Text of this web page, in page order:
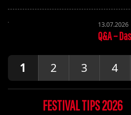
13.07.2026
Q&A –
1 2 3 4
FESTIVAL TIPS 2026